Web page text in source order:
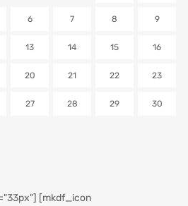
6 7 8 9
13 14 15 16
20 21 22 23
27 28 29 30
[mkdf_icon